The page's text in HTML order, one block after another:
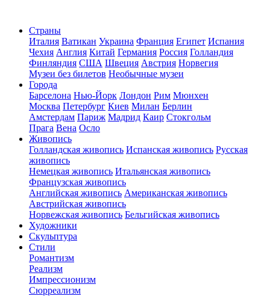
Страны
Италия Ватикан Украина Франция Египет Испания
Чехия Англия Китай Германия Россия Голландия
Финляндия США Швеция Австрия Норвегия
Музеи без билетов Необычные музеи
Города
Барселона Нью-Йорк Лондон Рим Мюнхен
Москва Петербург Киев Милан Берлин
Амстердам Париж Мадрид Каир Стокгольм
Прага Вена Осло
Живопись
Голландская живопись Испанская живопись Русская
живопись
Немецкая живопись Итальянская живопись
Французская живопись
Английская живопись Американская живопись
Австрийская живопись
Норвежская живопись Бельгийская живопись
Художники
Скульптура
Стили
Романтизм
Реализм
Импрессионизм
Сюрреализм